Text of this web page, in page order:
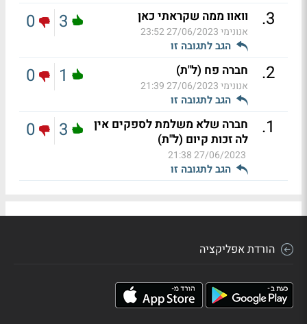
3
. וואוו ממה שקראתי כאן
אנונימי27/06/2023 23:52
הגב לתגובה זו
3
0
2
. חברה פח (ל"ת)
אנונימי27/06/2023 21:39
הגב לתגובה זו
1
0
1
.
חברה שלא משלמת לספקים אין
לה זכות קיום (ל"ת)
27/06/2023 21:38
הגב לתגובה זו
3
0
הורדת אפליקציה